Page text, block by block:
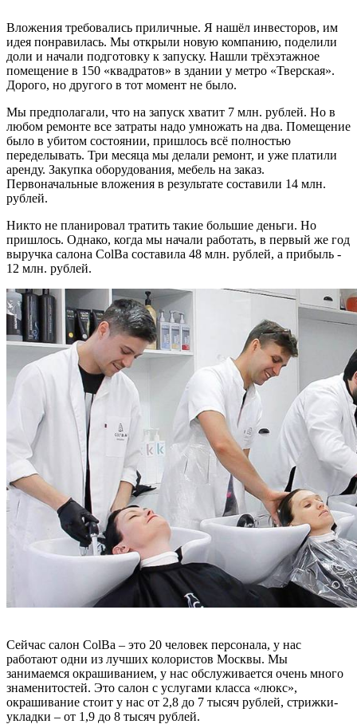
Вложения требовались приличные. Я нашёл инвесторов, им
идея понравилась. Мы открыли новую компанию, поделили
доли и начали подготовку к запуску. Нашли трёхэтажное
помещение в 150 «квадратов» в здании у метро «Тверская».
Дорого, но другого в тот момент не было.
Мы предполагали, что на запуск хватит 7 млн. рублей. Но в
любом ремонте все затраты надо умножать на два. Помещение
было в убитом состоянии, пришлось всё полностью
переделывать. Три месяца мы делали ремонт, и уже платили
аренду. Закупка оборудования, мебель на заказ.
Первоначальные вложения в результате составили 14 млн.
рублей.
Никто не планировал тратить такие большие деньги. Но
пришлось. Однако, когда мы начали работать, в первый же год
выручка салона ColBa составила 48 млн. рублей, а прибыль -
12 млн. рублей.
Сейчас салон ColBa – это 20 человек персонала, у нас
работают одни из лучших колористов Москвы. Мы
занимаемся окрашиванием, у нас обслуживается очень много
знаменитостей. Это салон с услугами класса «люкс»,
окрашивание стоит у нас от 2,8 до 7 тысяч рублей, стрижки-
укладки – от 1,9 до 8 тысяч рублей.